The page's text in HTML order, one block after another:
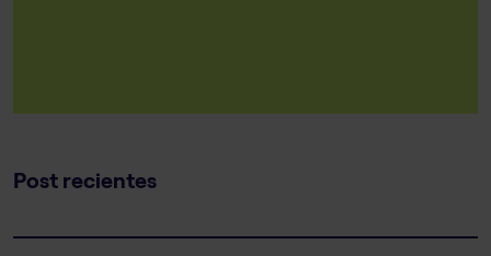
Post recientes